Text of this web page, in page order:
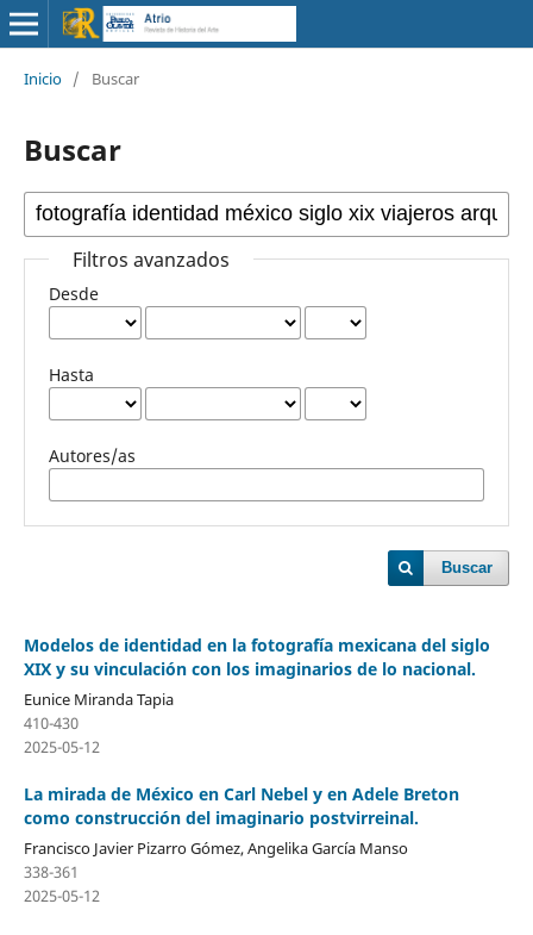
Inicio / Buscar
Buscar
Filtros avanzados
Desde
Hasta
Autores/as
Buscar
Modelos de identidad en la fotografía mexicana del siglo
XIX y su vinculación con los imaginarios de lo nacional.
Eunice Miranda Tapia
410-430
2025-05-12
La mirada de México en Carl Nebel y en Adele Breton
como construcción del imaginario postvirreinal.
Francisco Javier Pizarro Gómez, Angelika García Manso
338-361
2025-05-12